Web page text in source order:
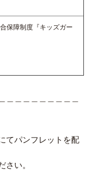
保障制度『キッズガー
てパンフレットを配
さい。